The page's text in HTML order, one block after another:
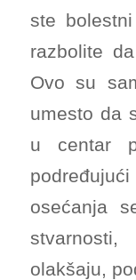
ste
razbolite
Ovo su
umesto da
u centar
osećanja
olakšaju,